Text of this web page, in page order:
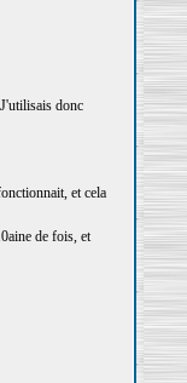
donc
et cela
de fois, et